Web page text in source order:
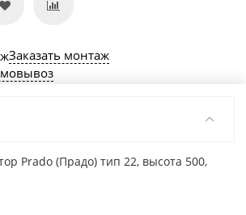
Заказать монтаж
Prado (Прадо) тип 22, высота 500,